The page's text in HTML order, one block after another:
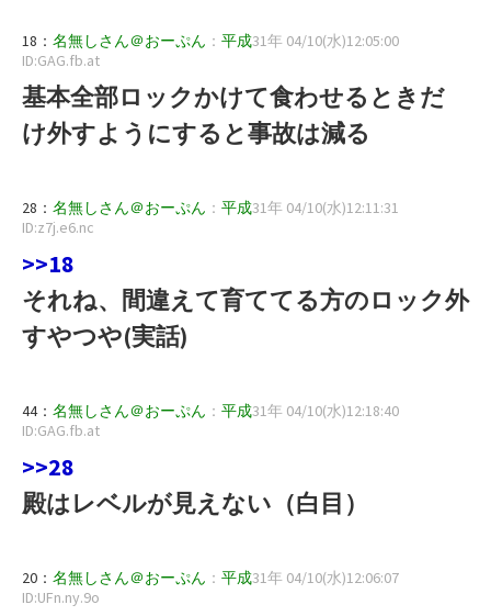
18： 名無しさん＠おーぷん ： 平成31年 04/10(水)12:05:00
ID:GAG.fb.at
基本全部ロックかけて食わせるときだ
け外すようにすると事故は減る
28： 名無しさん＠おーぷん ： 平成31年 04/10(水)12:11:31
ID:z7j.e6.nc
>>18
それね、間違えて育ててる方のロック外
すやつや(実話)
44： 名無しさん＠おーぷん ： 平成31年 04/10(水)12:18:40
ID:GAG.fb.at
>>28
殿はレベルが見えない（白目）
20： 名無しさん＠おーぷん ： 平成31年 04/10(水)12:06:07
ID:UFn.ny.9o